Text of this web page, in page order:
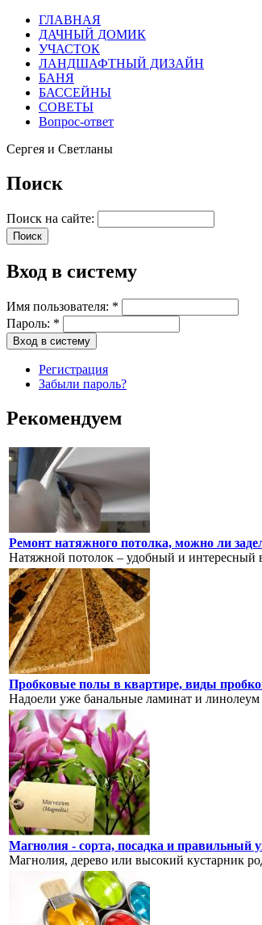
ГЛАВНАЯ
ДАЧНЫЙ ДОМИК
УЧАСТОК
ЛАНДШАФТНЫЙ ДИЗАЙН
БАНЯ
БАССЕЙНЫ
СОВЕТЫ
Вопрос-ответ
Сергея и Светланы
Поиск
Поиск на сайте:
Вход в систему
Имя пользователя: *
Пароль: *
Регистрация
Забыли пароль?
Рекомендуем
Ремонт натяжного потолка, можно ли
Натяжной потолок – удобный и интересный
Пробковые полы в квартире, виды
Надоели уже банальные ламинат и линолеум
Магнолия - сорта, посадка и правильный
Магнолия, дерево или высокий кустарник